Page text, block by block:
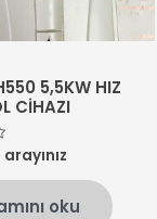
5,5KW HIZ
CİHAZI
oku